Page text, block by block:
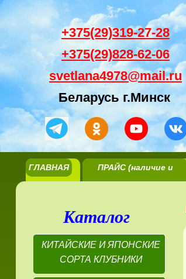
+375(29)319-27-28
+375(29)828-62-06
svetlana4978@mail.ru
Беларусь г.Минск
ГЛАВНАЯ
ПРАЙС (наличие и
Каталог
КИТАЙСКИЕ И ЯПОНСКИЕ
СОРТА КЛУБНИКИ